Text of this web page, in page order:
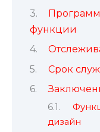
функции
Срок
дизайн